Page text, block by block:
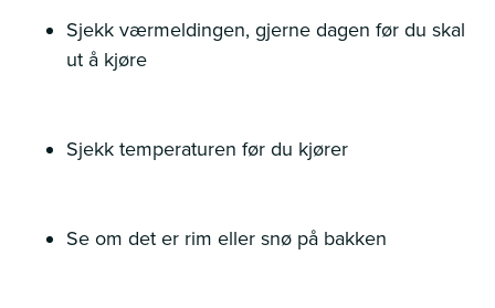
Sjekk værmeldingen, gjerne dagen før du skal
ut å kjøre
Sjekk temperaturen før du kjører
Se om det er rim eller snø på bakken